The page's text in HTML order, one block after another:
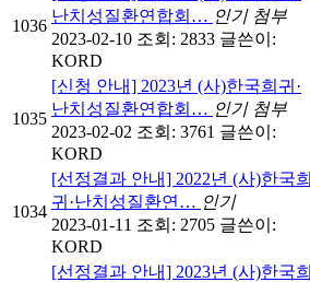
1036
난치성질환연합회… 인기 첨부
2023-02-10 조회: 2833 글쓴이:
KORD
1035
[신청 안내] 2023년 (사)한국희귀·
난치성질환연합회… 인기 첨부
2023-02-02 조회: 3761 글쓴이:
KORD
1034
[선정결과 안내] 2022년 (사)한국희
귀·난치성질환연… 인기
2023-01-11 조회: 2705 글쓴이:
KORD
[선정결과 안내] 2023년 (사)한국희